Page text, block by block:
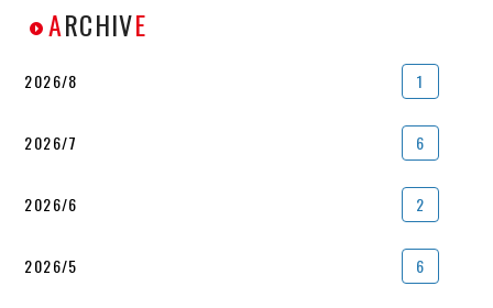
ARCHIVE
2026/8 1
2026/7 6
2026/6 2
2026/5 6